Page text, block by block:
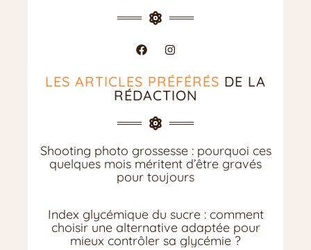
LES ARTICLES PRÉFÉRÉS DE LA
RÉDACTION
Shooting photo grossesse : pourquoi ces
quelques mois méritent d’être gravés
pour toujours
Index glycémique du sucre : comment
choisir une alternative adaptée pour
mieux contrôler sa glycémie ?